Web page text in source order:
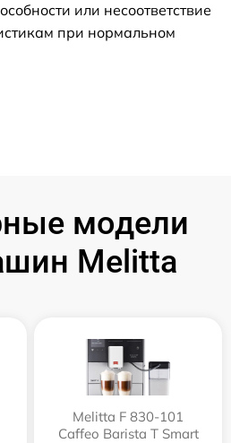
или несоответствие
при нормальном
модели
Melitta
Melitta F 830-101
Caffeo Barista T Smart